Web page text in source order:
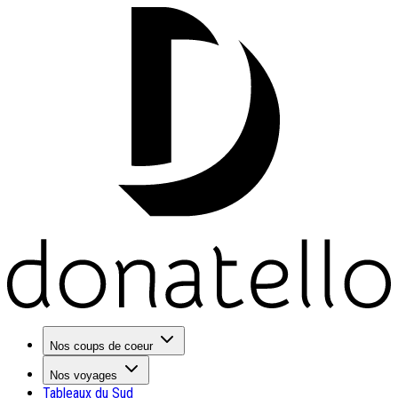
Nos coups de coeur
Nos voyages
Tableaux du Sud